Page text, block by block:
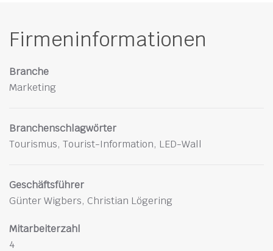
Firmeninformationen
Branche
Marketing
Branchenschlagwörter
Tourismus, Tourist-Information, LED-Wall
Geschäftsführer
Günter Wigbers, Christian Lögering
Mitarbeiterzahl
4